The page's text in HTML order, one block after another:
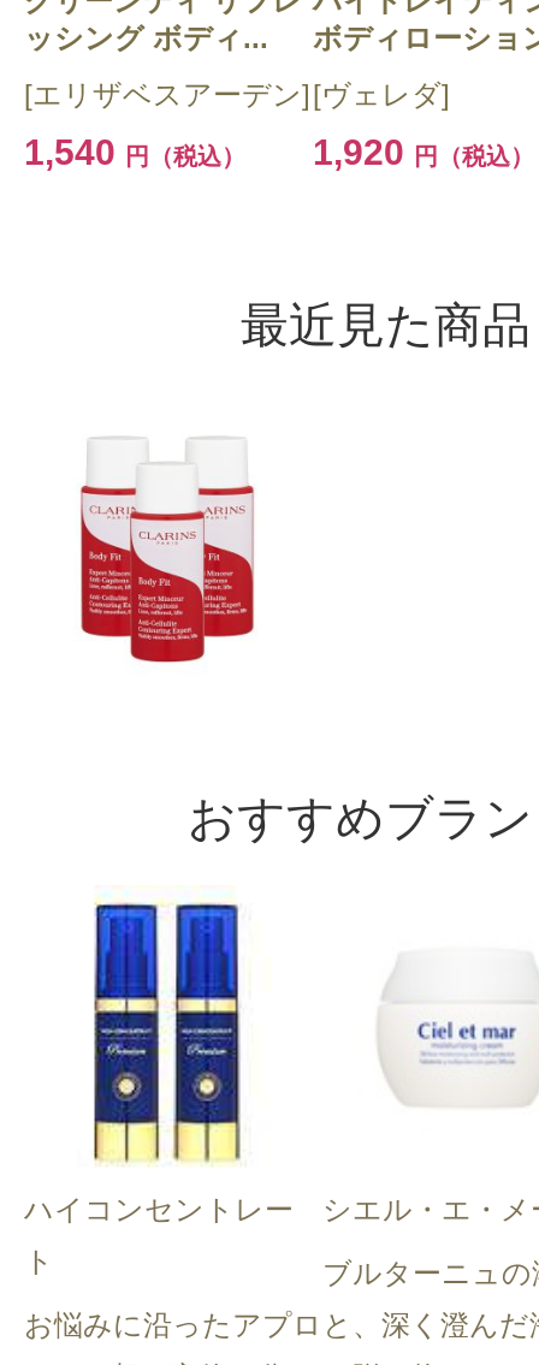
ッシング ボディ...
[エリザベスアーデン]
1,540 円（税込）
ボディローショ
[ヴェレダ]
1,920 円（税込）
最近見た商品
おすすめブラ
ハイコンセントレー
ト
お悩みに沿ったアプロ
シエル・エ・メ
ブルターニュの
と、深く澄んだ